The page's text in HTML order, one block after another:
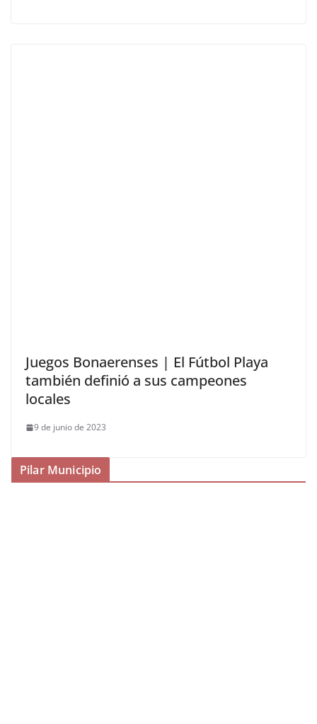
Juegos Bonaerenses | El Fútbol Playa
también definió a sus campeones
locales
9 de junio de 2023
Pilar Municipio